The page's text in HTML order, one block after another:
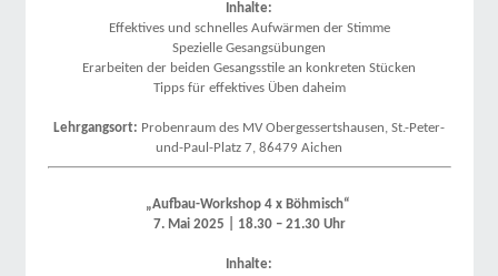
Inhalte:
Effektives und schnelles Aufwärmen der Stimme
Spezielle Gesangsübungen
Erarbeiten der beiden Gesangsstile an konkreten Stücken
Tipps für effektives Üben daheim
Lehrgangsort: Probenraum des MV Obergessertshausen, St.-Peter-
und-Paul-Platz 7, 86479 Aichen
„Aufbau-Workshop 4 x Böhmisch“
7. Mai 2025 | 18.30 – 21.30 Uhr
Inhalte: